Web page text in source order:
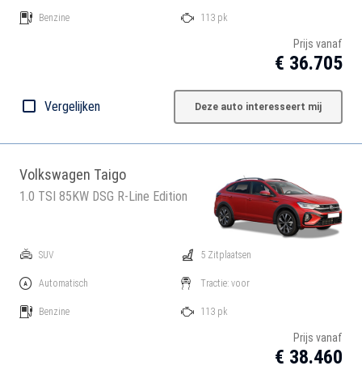
Benzine 113 pk
Prijs vanaf
€ 36.705
Vergelijken Deze auto interesseert mij
Volkswagen Taigo
1.0 TSI 85KW DSG R-Line Edition
SUV
Automatisch
Benzine
5 Zitplaatsen
Tractie: voor
113 pk
Prijs vanaf
€ 38.460